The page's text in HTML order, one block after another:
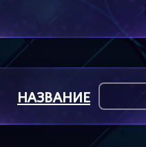
НАЗВАНИЕ